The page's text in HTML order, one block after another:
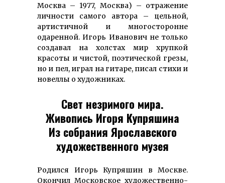
Москва – 1977, Москва) – отражение
личности самого автора – цельной,
артистичной и многосторонне
одаренной. Игорь Иванович не только
создавал на холстах мир хрупкой
красоты и чистой, поэтической грезы,
но и пел, играл на гитаре, писал стихи и
новеллы о художниках.
Свет незримого мира.
Живопись Игоря Купряшина
Из собрания Ярославского
художественного музея
Родился Игорь Купряшин в Москве.
Окончил Московское художественно-